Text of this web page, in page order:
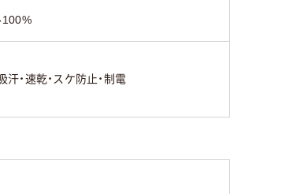
100%
汗・速乾・スケ防止・制電